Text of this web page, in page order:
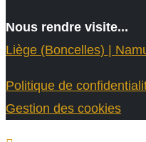
Nous rendre visite...
Liège (Boncelles) |
Politique de
Gestion des cookies